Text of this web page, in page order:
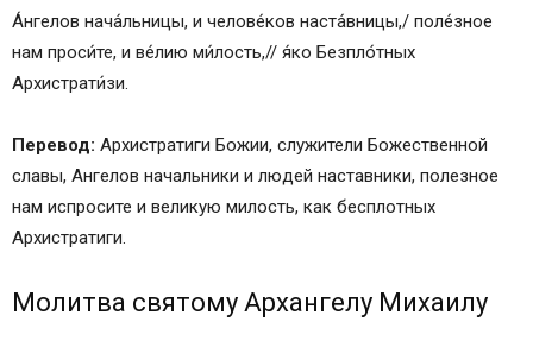
А́нгелов нача́льницы, и челове́ков наста́вницы,/ поле́зное
нам проси́те, и ве́лию ми́лость,// я́ко Безпло́тных
Архистрати́зи.
Перевод: Архистратиги Божии, служители Божественной
славы, Ангелов начальники и людей наставники, полезное
нам испросите и великую милость, как бесплотных
Архистратиги.
Молитва святому Архангелу Михаилу